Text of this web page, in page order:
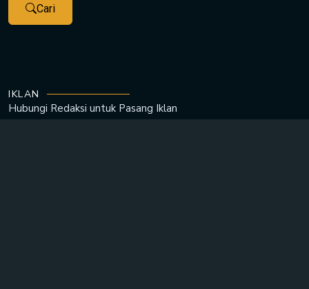
Cari
IKLAN
Hubungi Redaksi untuk Pasang Iklan